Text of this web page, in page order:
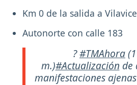
Km 0 de la salida a
Autonorte con calle 183
?#TMAhora
m.)#Actualización de
manifestaciones